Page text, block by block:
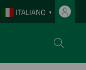
ITALIANO ▼